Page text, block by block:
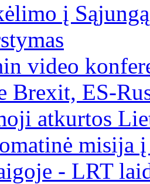
į
video
Brexit, ES-
atkurtos
misija
- LRT